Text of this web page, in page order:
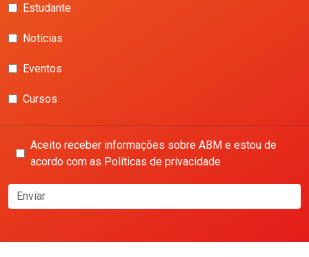
Estudante
Notícias
Eventos
Cursos
Aceito receber informações sobre ABM e estou de
acordo com as Políticas de privacidade
Enviar